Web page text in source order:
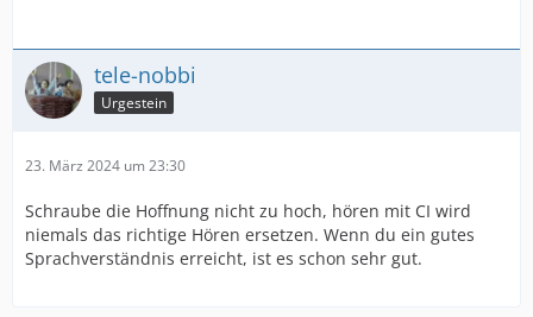
tele-nobbi
Urgestein
23. März 2024 um 23:30
Schraube die Hoffnung nicht zu hoch, hören mit CI wird
niemals das richtige Hören ersetzen. Wenn du ein gutes
Sprachverständnis erreicht, ist es schon sehr gut.